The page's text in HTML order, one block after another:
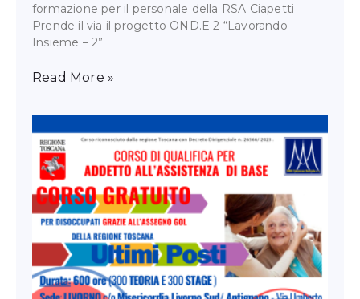
formazione per il personale della RSA Ciapetti
Prende il via il progetto OND.E 2 “Lavorando
Insieme – 2”
Read More »